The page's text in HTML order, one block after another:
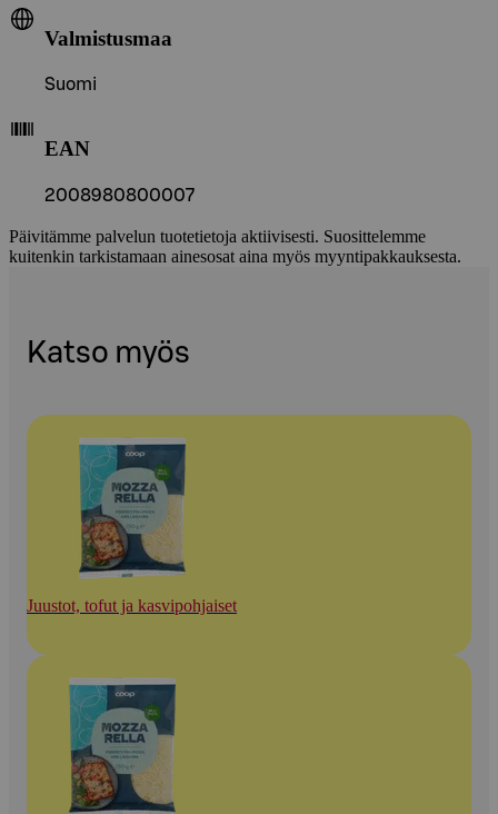
Valmistusmaa
Suomi
EAN
2008980800007
Päivitämme palvelun tuotetietoja aktiivisesti. Suosittelemme
kuitenkin tarkistamaan ainesosat aina myös myyntipakkauksesta.
Katso myös
Juustot, tofut ja kasvipohjaiset